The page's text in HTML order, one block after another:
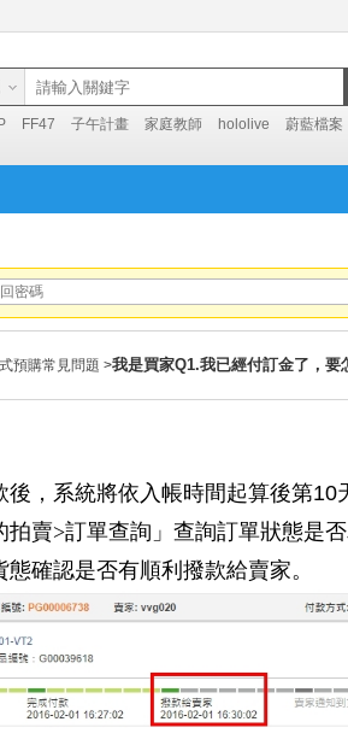
FF47 子午計畫 家庭教師 hololive 蔚藍檔案
預購常見問題 >我是買家Q1.我已經付訂金了，要
後，系統將依入帳時間起算後第10
拍賣>訂單查詢」查詢訂單狀態是
確認是否有順利撥款給賣家。